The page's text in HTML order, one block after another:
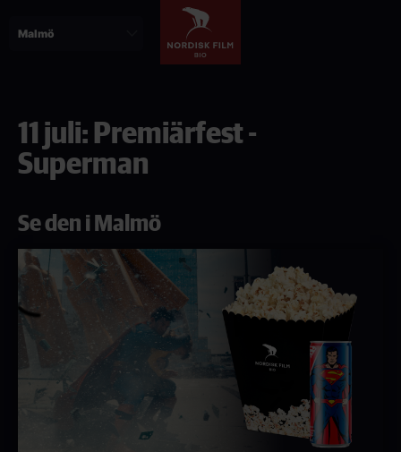
11 juli: Premiärfest -
Superman
Se den i Malmö